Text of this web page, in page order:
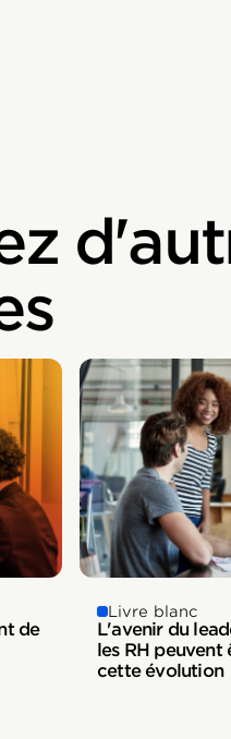
de
Livre blanc
L'avenir du
les RH
cette évolution